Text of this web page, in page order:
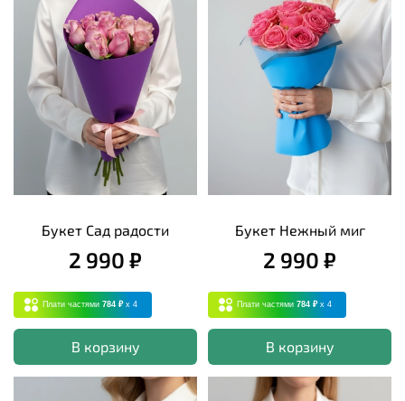
Букет Сад радости
2 990 ₽
Плати частями 784 ₽ x 4
В корзину
Букет Нежный миг
2 990 ₽
Плати частями 784 ₽ x 4
В корзину